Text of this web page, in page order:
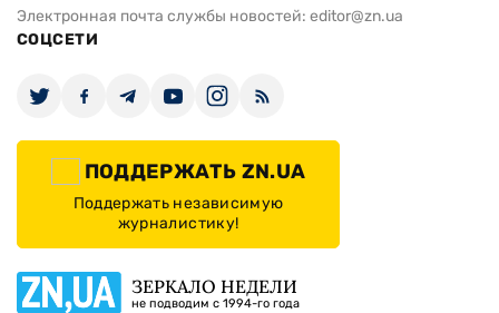
Электронная почта службы новостей: editor@zn.ua
СОЦСЕТИ
ПОДДЕРЖАТЬ ZN.UA
Поддержать независимую
журналистику!
ЗЕРКАЛО НЕДЕЛИ
не подводим с 1994-го года